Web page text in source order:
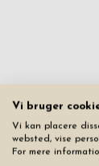
Vi bruger
Vi kan placere
websted, vise
For mere